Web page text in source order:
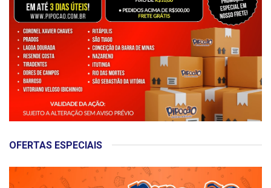
OFERTAS ESPECIAIS